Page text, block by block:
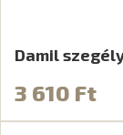
Damil
3 610 Ft